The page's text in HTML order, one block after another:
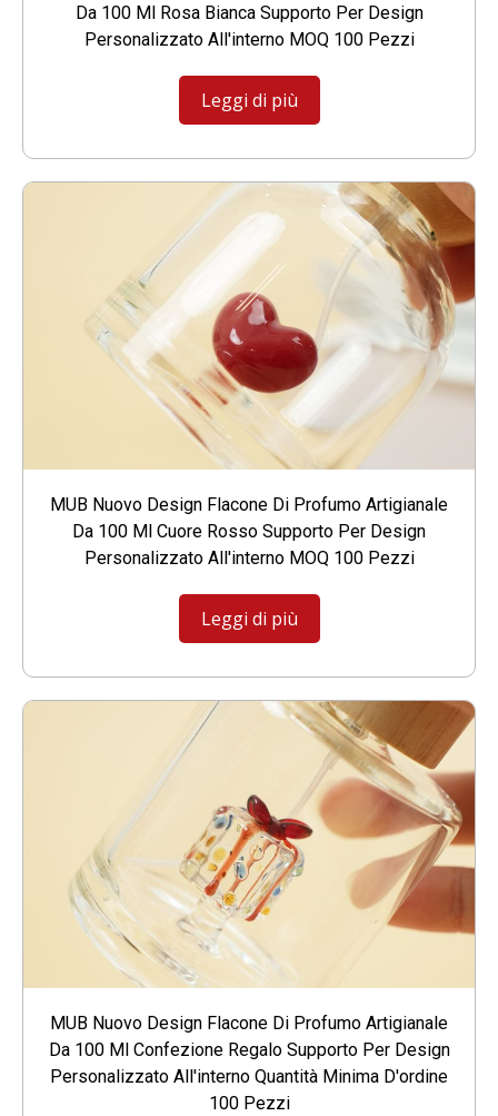
Da 100 Ml Rosa Bianca Supporto Per Design
Personalizzato All'interno MOQ 100 Pezzi
Leggi di più
MUB Nuovo Design Flacone Di Profumo Artigianale
Da 100 Ml Cuore Rosso Supporto Per Design
Personalizzato All'interno MOQ 100 Pezzi
Leggi di più
MUB Nuovo Design Flacone Di Profumo Artigianale
Da 100 Ml Confezione Regalo Supporto Per Design
Personalizzato All'interno Quantità Minima D'ordine
100 Pezzi